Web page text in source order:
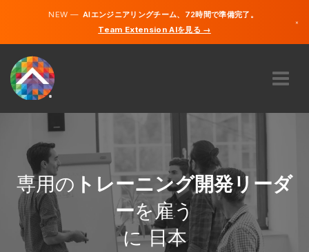
NEW —AIエンジニアリングチーム、72時間で準備完了。
Team Extension AIを見る →
×
どのように機能するのですか？
キャリア
雇う
日本
専用の トレーニング開発リーダ
ーを雇う
に 日本